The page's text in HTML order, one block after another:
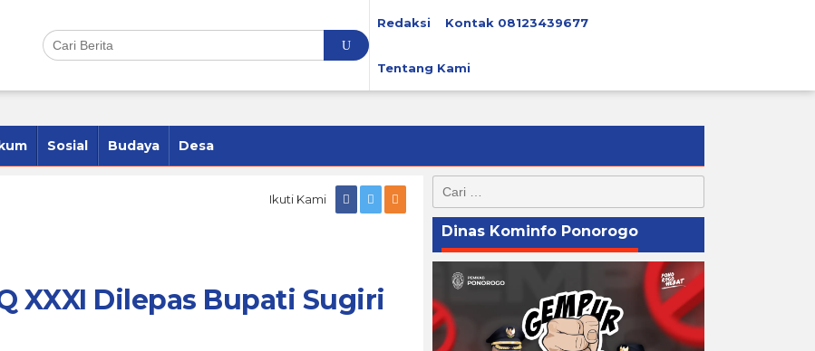
Redaksi Kontak 08123439677
Tentang Kami
Sosial Budaya Desa
Ikuti Kami
XXXI Dilepas Bupati Sugiri
untuk:
Dinas Kominfo Ponorogo